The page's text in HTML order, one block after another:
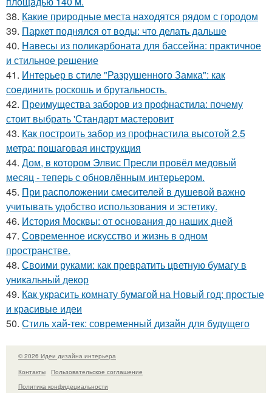
38. Какие природные места находятся рядом с городом
39. Паркет поднялся от воды: что делать дальше
40. Навесы из поликарбоната для бассейна: практичное
и стильное решение
41. Интерьер в стиле "Разрушенного Замка": как
соединить роскошь и брутальность.
42. Преимущества заборов из профнастила: почему
стоит выбрать 'Стандарт мастеровит
43. Как построить забор из профнастила высотой 2.5
метра: пошаговая инструкция
44. Дом, в котором Элвис Пресли провёл медовый
месяц - теперь с обновлённым интерьером.
45. При расположении смесителей в душевой важно
учитывать удобство использования и эстетику.
46. История Москвы: от основания до наших дней
47. Современное искусство и жизнь в одном
пространстве.
48. Своими руками: как превратить цветную бумагу в
уникальный декор
49. Как украсить комнату бумагой на Новый год: простые
и красивые идеи
50. Стиль хай-тек: современный дизайн для будущего
© 2026 Идеи дизайна интерьера
Контакты
Пользовательское соглашение
Политика конфидециальности